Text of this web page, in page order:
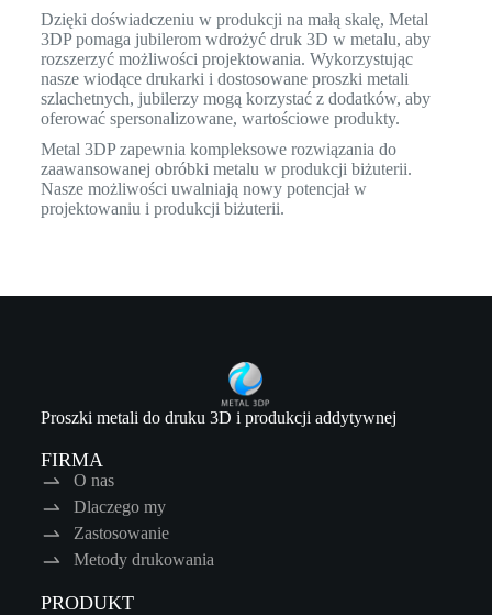
Dzięki doświadczeniu w produkcji na małą skalę, Metal
3DP pomaga jubilerom wdrożyć druk 3D w metalu, aby
rozszerzyć możliwości projektowania. Wykorzystując
nasze wiodące drukarki i dostosowane proszki metali
szlachetnych, jubilerzy mogą korzystać z dodatków, aby
oferować spersonalizowane, wartościowe produkty.
Metal 3DP zapewnia kompleksowe rozwiązania do
zaawansowanej obróbki metalu w produkcji biżuterii.
Nasze możliwości uwalniają nowy potencjał w
projektowaniu i produkcji biżuterii.
Proszki metali do druku 3D i produkcji addytywnej
FIRMA
O nas
Dlaczego my
Zastosowanie
Metody drukowania
PRODUKT